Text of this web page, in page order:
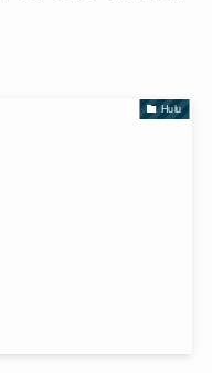
Hulu